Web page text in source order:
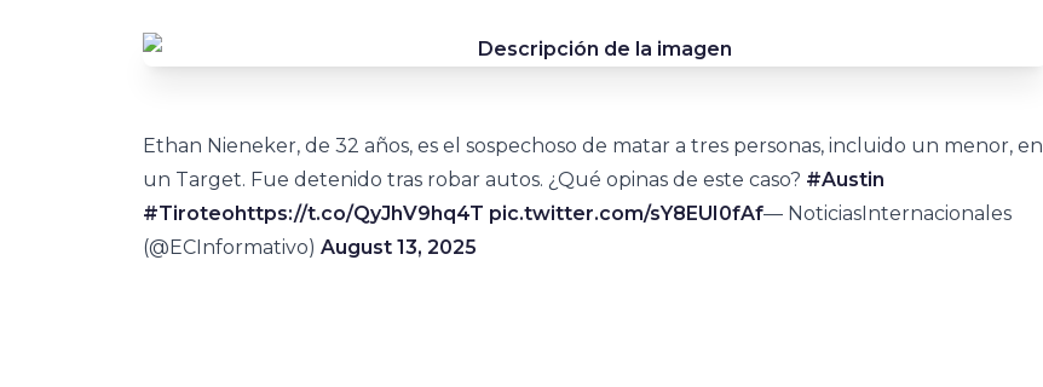
Ethan Nieneker, de 32 años, es el sospechoso de matar a tres personas, incluido un menor, en
un Target. Fue detenido tras robar autos. ¿Qué opinas de este caso? #Austin
#Tiroteohttps://t.co/QyJhV9hq4T pic.twitter.com/sY8EUI0fAf— NoticiasInternacionales
(@ECInformativo) August 13, 2025